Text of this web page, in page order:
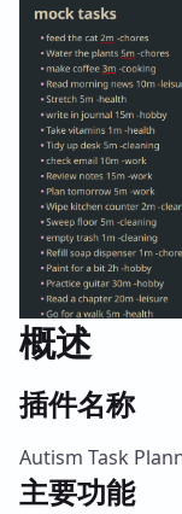
概述
插件名称
Autism Task
主要功能